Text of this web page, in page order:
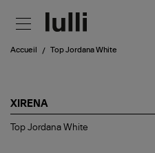
Accueil Top Jordana White
XIRENA
Top
Top Jordana White